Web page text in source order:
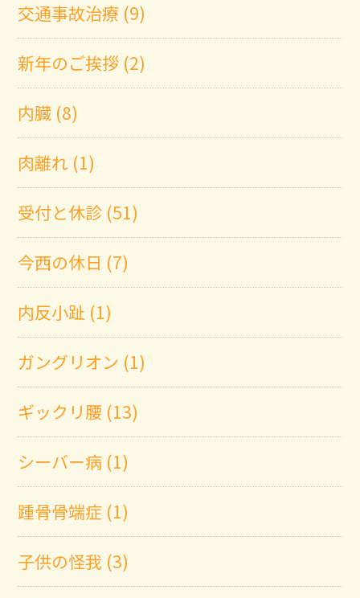
交通事故治療 (9)
新年のご挨拶 (2)
内臓 (8)
肉離れ (1)
受付と休診 (51)
今西の休日 (7)
内反小趾 (1)
ガングリオン (1)
ギックリ腰 (13)
シーバー病 (1)
踵骨骨端症 (1)
子供の怪我 (3)